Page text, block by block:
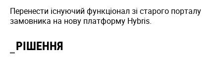
Перенести існуючий функціонал зі старого порталу
замовника на нову платформу Hybris.
РІШЕННЯ